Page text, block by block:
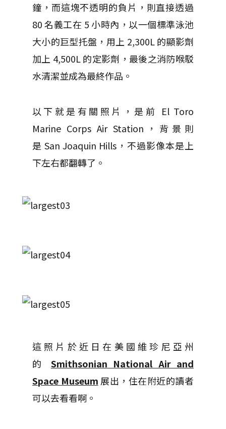
鐘，而這塊不透明的負片，則直接透過
80 名義工在 5 小時內，以一個標準泳池
大小的巨型托盤，用上 2,300L 的顯影劑
加上 4,500L 的定影劑，最後之消防喉駁
水清潔並成為最終作品。
以下就是有關照片，是前 El Toro
Marine Corps Air Station，背景則
是 San Joaquin Hills，不過影像本是上
下左右都翻轉了。
這照片於近日在美國維珍尼亞州
的 Smithsonian National Air and
Space Museum 展出，住在附近的讀者
可以去看看啊。